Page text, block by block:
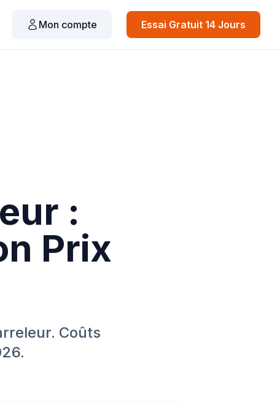
Mon compte Essai Gratuit 14 Jours
:
Prix
Coûts